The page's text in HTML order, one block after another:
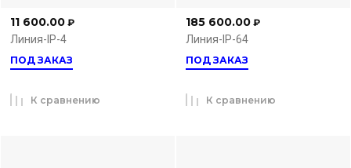
11 600.00 ₽
Линия-IP-4
ПОД ЗАКАЗ
К сравнению
185 600.00 ₽
Линия-IP-64
ПОД ЗАКАЗ
К сравнению